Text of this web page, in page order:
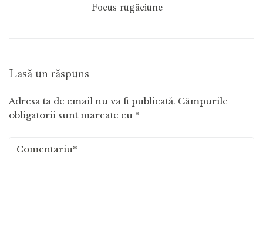
Focus rugăciune
Lasă un răspuns
Adresa ta de email nu va fi publicată. Câmpurile
obligatorii sunt marcate cu *